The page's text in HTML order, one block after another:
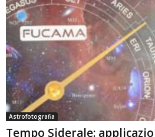
Astrofotografia
Tempo Siderale: